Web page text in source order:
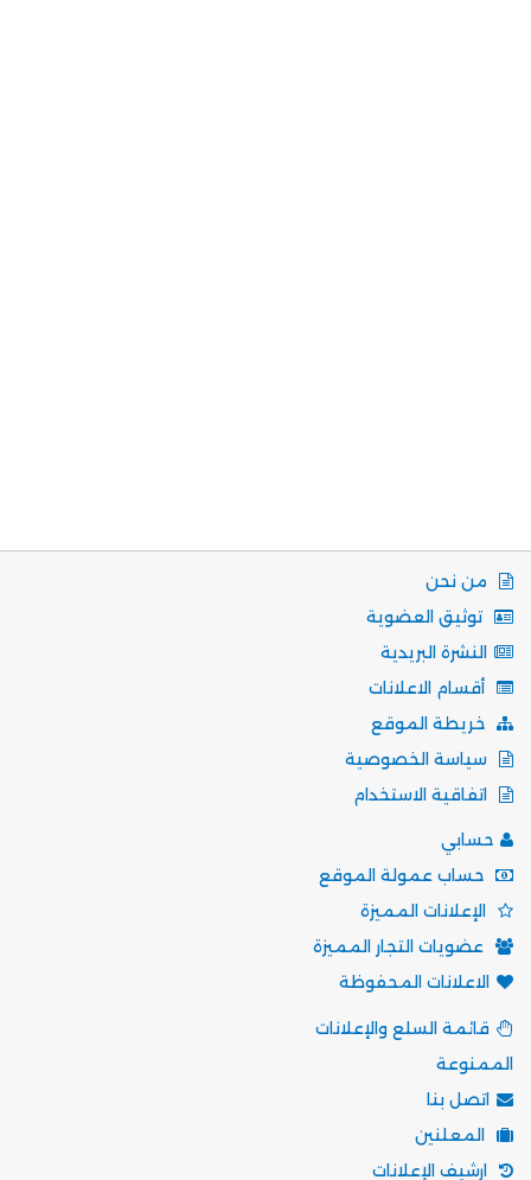
من نحن
توثيق العضوية
النشرة البريدية
أقسام الاعلانات
خريطة الموقع
سياسة الخصوصية
اتفاقية الاستخدام
حسابي
حساب عمولة الموقع
الإعلانات المميزة
عضويات التجار المميزة
الاعلانات المحفوظة
قائمة السلع والإعلانات
الممنوعة
اتصل بنا
المعلنين
ارشيف الإعلانات